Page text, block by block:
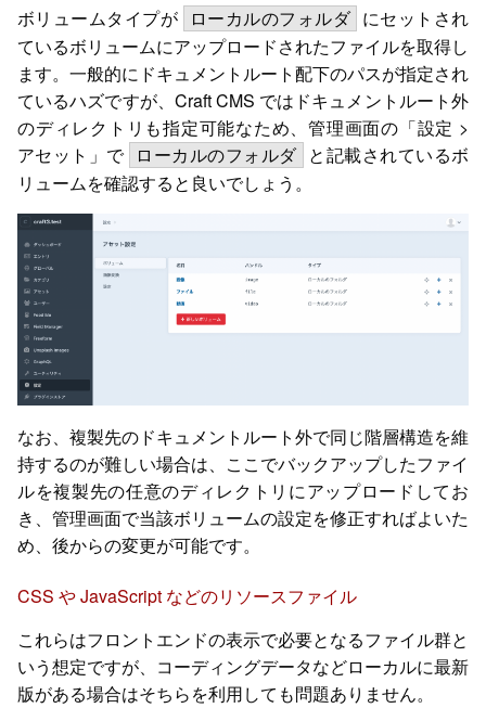
ボリュームタイプが ローカルのフォルダ
にセットされ
ているボリュームにアップロードされたファイルを取得し
ます。一般的にドキュメントルート配下のパスが指定され
ているハズですが、Craft CMS ではドキュメントルート外
のディレクトリも指定可能なため、管理画面の「設定 >
アセット」で
ローカルのフォルダ
と記載されているボ
リュームを確認すると良いでしょう。
なお、複製先のドキュメントルート外で同じ階層構造を維
持するのが難しい場合は、ここでバックアップしたファイ
ルを複製先の任意のディレクトリにアップロードしてお
き、管理画面で当該ボリュームの設定を修正すればよいた
め、後からの変更が可能です。
CSS や JavaScript などのリソースファイル
これらはフロントエンドの表示で必要となるファイル群と
いう想定ですが、コーディングデータなどローカルに最新
版がある場合はそちらを利用しても問題ありません。